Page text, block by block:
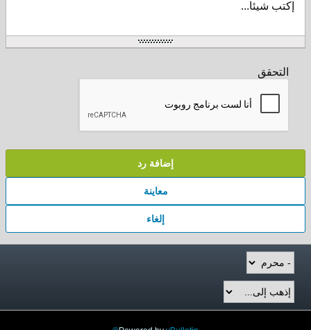
إكتب شيئا...
التحقق
إضافة رد
معاينة
إلغاء